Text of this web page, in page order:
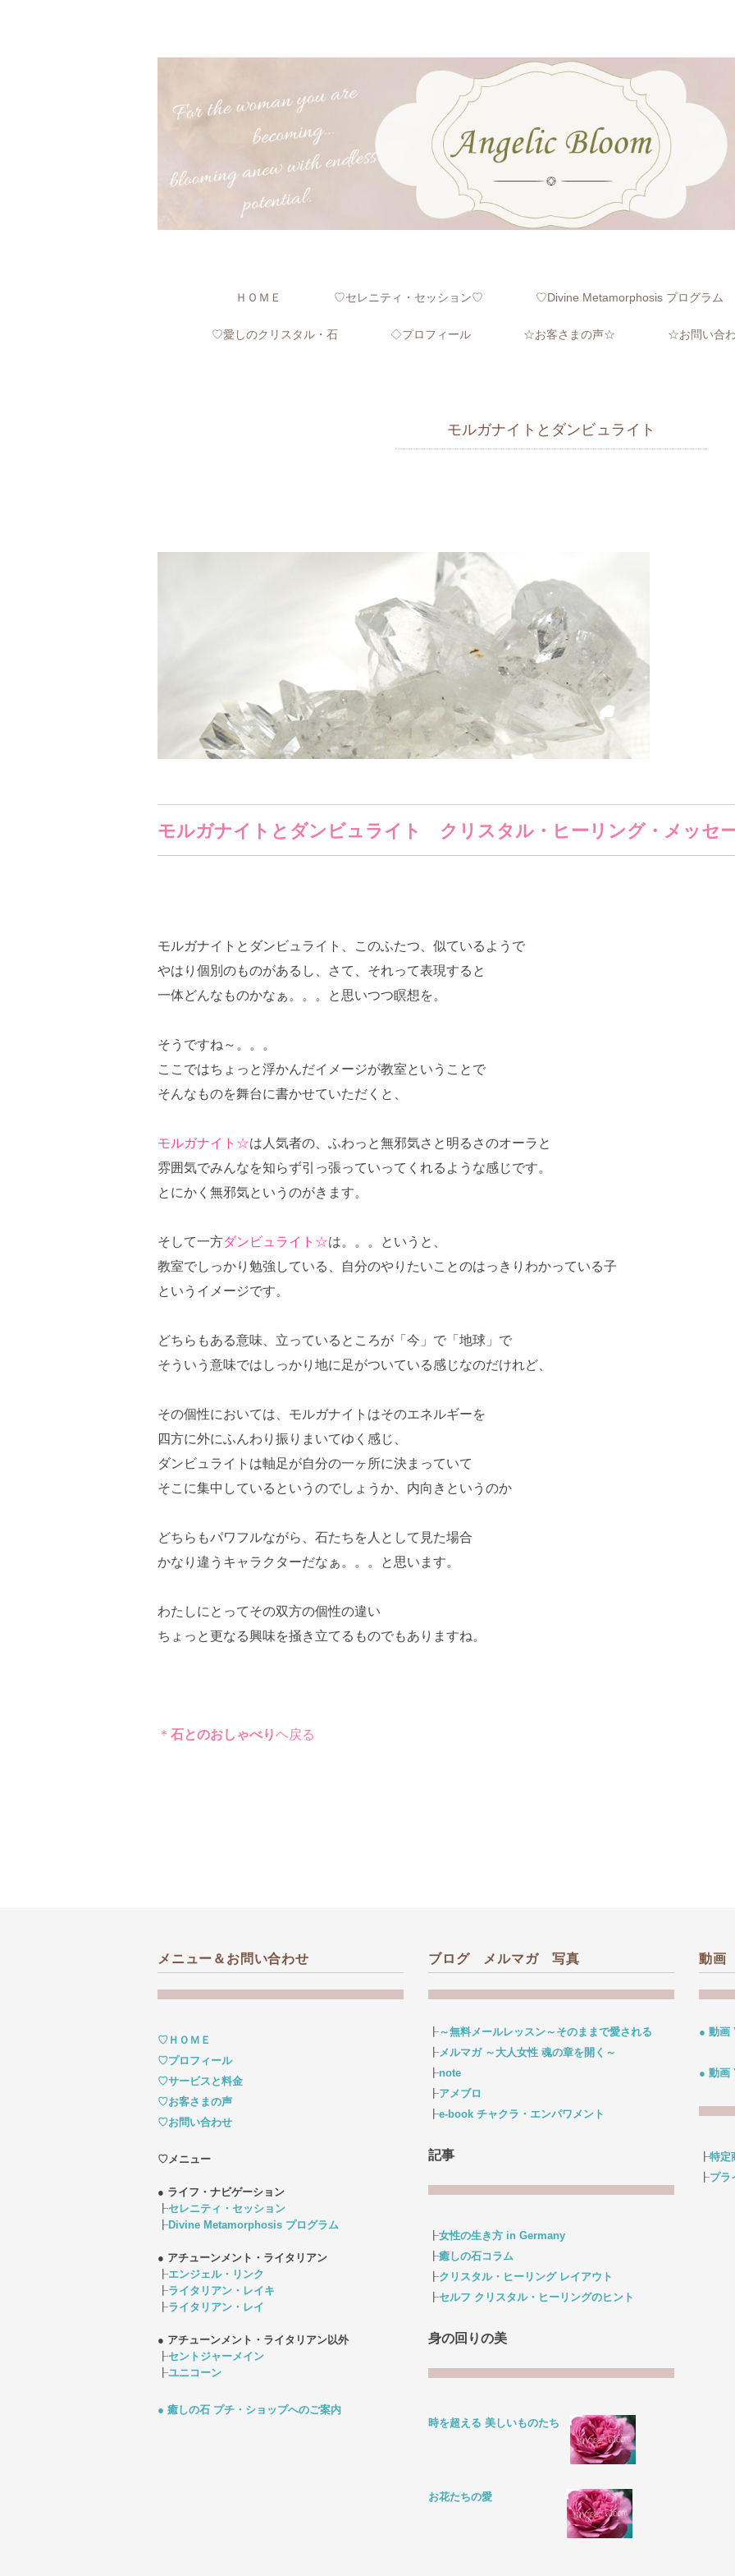
ＨＯＭＥ ♡セレニティ・セッション♡ ♡Divine Metamorphosis プログラム
♡愛しのクリスタル・石 ◇プロフィール ☆お客さまの声☆ ☆お問い合
モルガナイトとダンビュライト
モルガナイトとダンビュライト クリスタル・ヒーリング・メッセ
モルガナイトとダンビュライト、このふたつ、似ているようで
やはり個別のものがあるし、さて、それって表現すると
一体どんなものかなぁ。。。と思いつつ瞑想を。
そうですね～。。。
ここではちょっと浮かんだイメージが教室ということで
そんなものを舞台に書かせていただくと、
モルガナイト☆は人気者の、ふわっと無邪気さと明るさのオーラと
雰囲気でみんなを知らず引っ張っていってくれるような感じです。
とにかく無邪気というのがきます。
そして一方ダンビュライト☆は。。。というと、
教室でしっかり勉強している、自分のやりたいことのはっきりわかっている子
というイメージです。
どちらもある意味、立っているところが「今」で「地球」で
そういう意味ではしっかり地に足がついている感じなのだけれど、
その個性においては、モルガナイトはそのエネルギーを
四方に外にふんわり振りまいてゆく感じ、
ダンビュライトは軸足が自分の一ヶ所に決まっていて
そこに集中しているというのでしょうか、内向きというのか
どちらもパワフルながら、石たちを人として見た場合
かなり違うキャラクターだなぁ。。。と思います。
わたしにとってその双方の個性の違い
ちょっと更なる興味を掻き立てるものでもありますね。
＊ 石とのおしゃべりヘ戻る
メニュー＆お問い合わせ
♡ＨＯＭＥ
♡プロフィール
♡サービスと料金
♡お客さまの声
♡お問い合わせ
♡メニュー
● ライフ・ナビゲーション
┠セレニティ・セッション
┠Divine Metamorphosis プログラム
● アチューンメント・ライタリアン
┠エンジェル・リンク
┠ライタリアン・レイキ
┠ライタリアン・レイ
● アチューンメント・ライタリアン以外
┠セントジャーメイン
┠ユニコーン
● 癒しの石 プチ・ショップへのご案内
ブログ メルマガ 写真
┠～無料メールレッスン～そのままで愛される
┠ メルマガ ～大人女性 魂の章を開く～
┠note
┠アメブロ
┠e-book チャクラ・エンパワメント
記事
┠女性の生き方 in Germany
┠癒しの石コラム
┠クリスタル・ヒーリング レイアウト
┠セルフ クリスタル・ヒーリングのヒント
身の回りの美
時を超える 美しいものたち
お花たちの愛
動画
● 動画
● 動画
┠特定
┠プラ